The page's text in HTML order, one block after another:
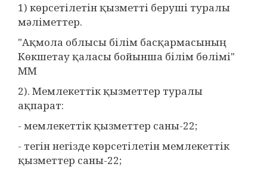
1) көрсетілетін қызметті беруші туралы
мәліметтер.
"Ақмола облысы білім басқармасының
Көкшетау қаласы бойынша білім бөлімі"
ММ
2). Мемлекеттік қызметтер туралы
ақпарат:
- мемлекеттік қызметтер саны-22;
- тегін негізде көрсетілетін мемлекеттік
қызметтер саны-22;